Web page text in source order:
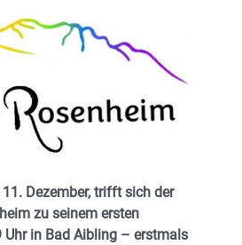
Dezember, trifft sich der
zu seinem ersten
Uhr in Bad Aibling – erstmals